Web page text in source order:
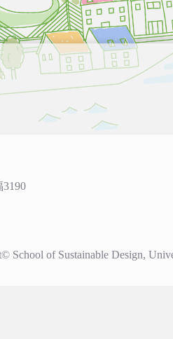
School of Sustainable Design,